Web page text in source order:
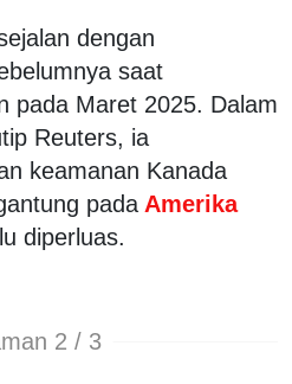
dengan
saat
pada Maret 2025. Dalam
Reuters, ia
keamanan Kanada
pada Amerika
diperluas.
2 / 3